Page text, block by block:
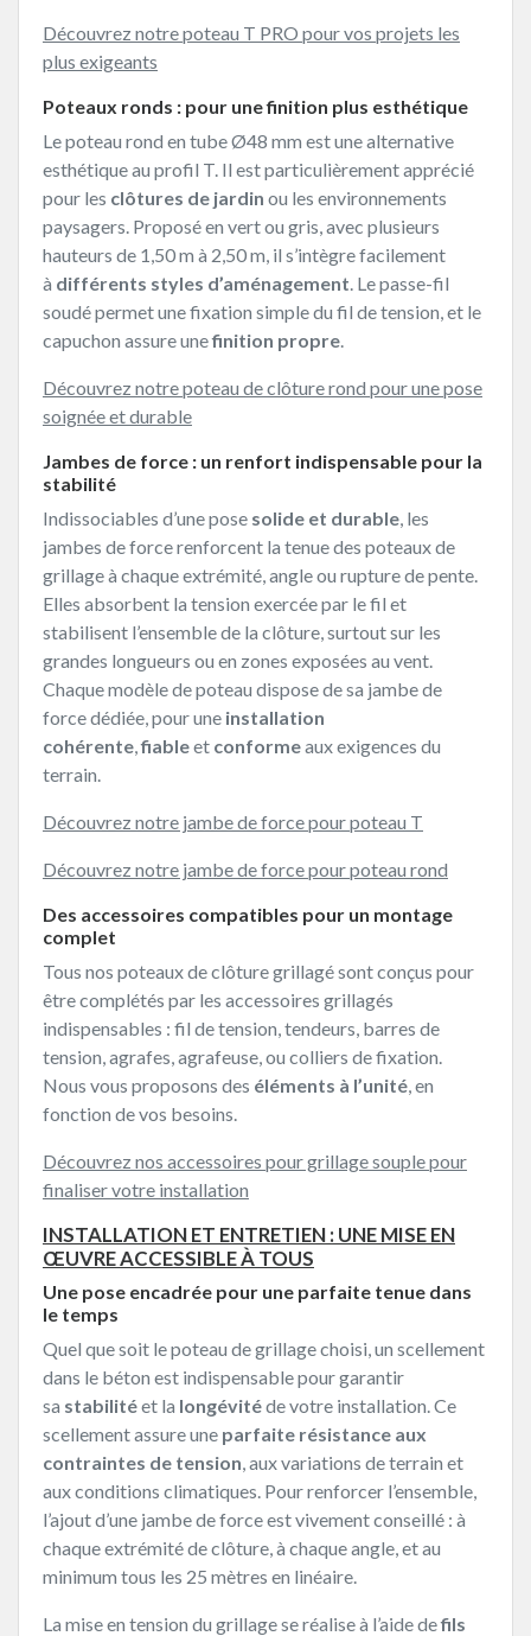
Découvrez notre poteau T PRO pour vos projets les
plus exigeants
Poteaux ronds : pour une finition plus esthétique
Le poteau rond en tube Ø48 mm est une alternative
esthétique au profil T. Il est particulièrement apprécié
pour les clôtures de jardin ou les environnements
paysagers. Proposé en vert ou gris, avec plusieurs
hauteurs de 1,50 m à 2,50 m, il s’intègre facilement
à différents styles d’aménagement. Le passe-fil
soudé permet une fixation simple du fil de tension, et le
capuchon assure unefinition propre.
Découvrez notre poteau de clôture rond pour une pose
soignée et durable
Jambes de force : un renfort indispensable pour la
stabilité
Indissociables d’une pose solide et durable, les
jambes de force renforcent la tenue des poteaux de
grillage à chaque extrémité, angle ou rupture de pente.
Elles absorbent la tension exercée par le fil et
stabilisent l’ensemble de la clôture, surtout sur les
grandes longueurs ou en zones exposées au vent.
Chaque modèle de poteau dispose de sa jambe de
force dédiée, pour une installation
cohérente,fiableet conformeaux exigences du
terrain.
Découvrez notre jambe de force pour poteau T
Découvrez notre jambe de force pour poteau rond
Des accessoires compatibles pour un montage
complet
Tous nos poteaux de clôture grillagé sont conçus pour
être complétés par les accessoires grillagés
indispensables : fil de tension, tendeurs, barres de
tension, agrafes, agrafeuse, ou colliers de fixation.
Nous vous proposons des éléments à l’unité, en
fonction de vos besoins.
Découvrez nos accessoires pour grillage souple pour
finaliser votre installation
INSTALLATION ET ENTRETIEN : UNE MISE EN
ŒUVRE ACCESSIBLE À TOUS
Une pose encadrée pour une parfaite tenue dans
le temps
Quel que soit le poteau de grillage choisi, un scellement
dans le béton est indispensable pour garantir
sa stabilitéet la longévitéde votre installation. Ce
scellement assure une parfaite résistance aux
contraintes de tension, aux variations de terrain et
aux conditions climatiques. Pour renforcer l’ensemble,
l’ajout d’une jambe de force est vivement conseillé : à
chaque extrémité de clôture, à chaque angle, et au
minimum tous les 25 mètres en linéaire.
La mise en tension du grillage se réalise à l’aide defils